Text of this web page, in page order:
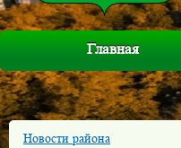
Главная
Новости района